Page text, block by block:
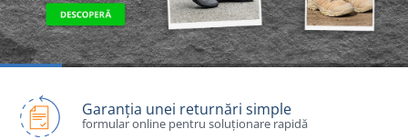
Garanția unei returnări simple
formular online pentru soluționare rapidă